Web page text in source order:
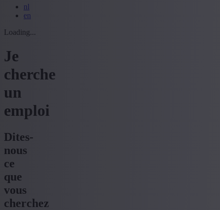
nl
en
Loading...
Je
cherche
un
emploi
Dites-
nous
ce
que
vous
cherchez